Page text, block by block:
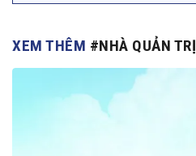
XEM THÊM #NHÀ QUẢN TRỊ